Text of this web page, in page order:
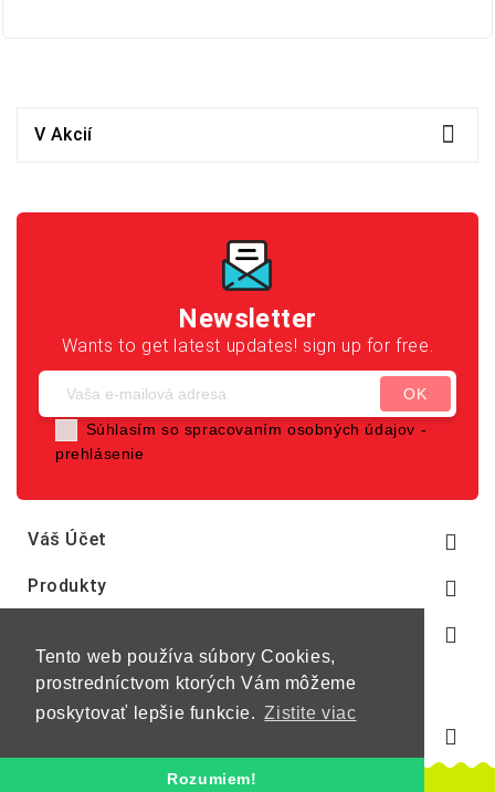
Tento web používa súbory Cookies,
prostredníctvom ktorých Vám môžeme
poskytovať lepšie funkcie. Zistite viac
Rozumiem!
V Akcií 
Newsletter
Wants to get latest updates! sign up for free.
Súhlasím so spracovaním osobných údajov -
prehlásenie
Váš Účet 
Produkty 

